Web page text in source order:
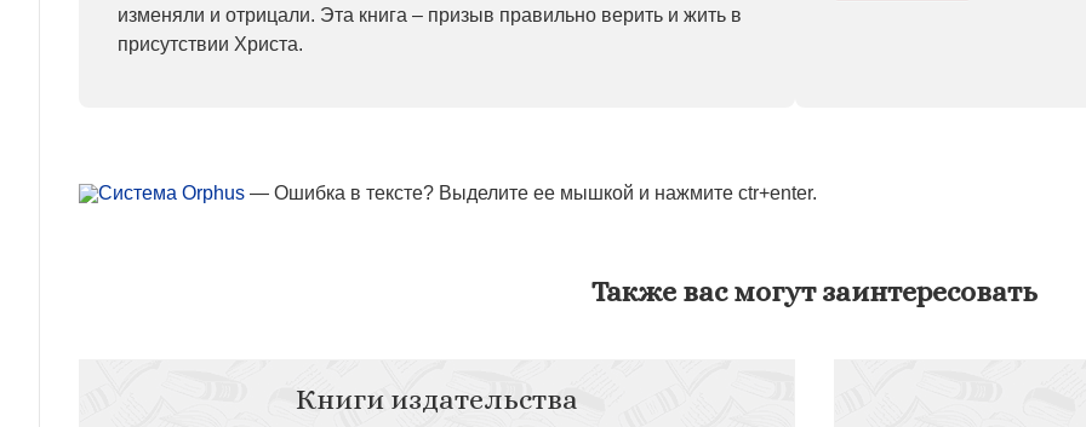
изменяли и отрицали. Эта книга – призыв правильно верить и жить в
присутствии Христа.
— Ошибка в тексте? Выделите ее мышкой и нажмите ctr+enter.
Также вас могут заинтересовать
Книги издательства